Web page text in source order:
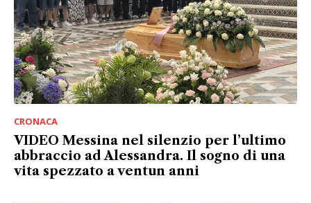
CRONACA
VIDEO Messina nel silenzio per l’ultimo
abbraccio ad Alessandra. Il sogno di una
vita spezzato a ventun anni